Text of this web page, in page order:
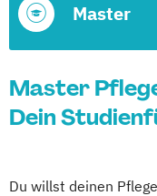
Master
Master
Dein
Du willst deinen